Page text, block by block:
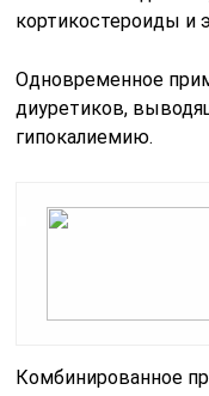
кортикостероиды и
Одновременное
диуретиков,
гипокалиемию.
Комбинированное